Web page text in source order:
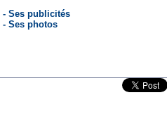
- Ses publicités
- Ses photos